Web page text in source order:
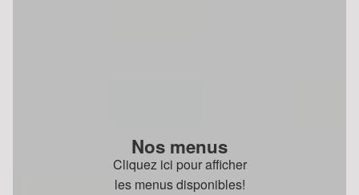
Nos menus
Cliquez ici pour afficher
les menus disponibles!